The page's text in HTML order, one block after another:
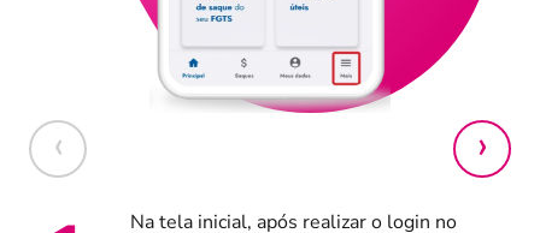
Na tela inicial, após realizar o login no